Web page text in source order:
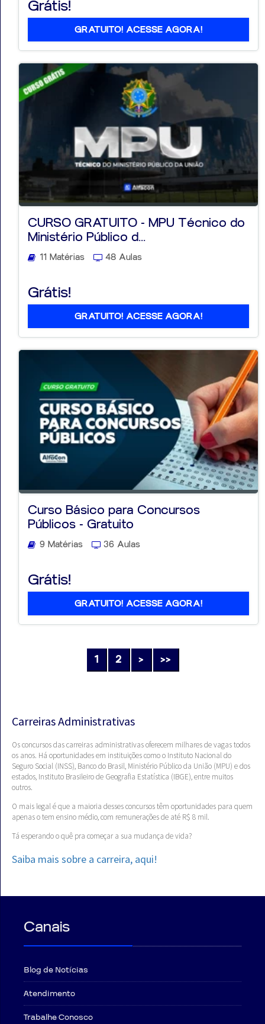
Grátis!
GRATUITO! ACESSE AGORA!
CURSO GRATUITO - MPU Técnico do
Ministério Público d...
11 Matérias 48 Aulas
Grátis!
GRATUITO! ACESSE AGORA!
Curso Básico para Concursos
Públicos - Gratuito
9 Matérias 36 Aulas
Grátis!
GRATUITO! ACESSE AGORA!
1 2 > >>
Carreiras Administrativas
Os concursos das carreiras administrativas oferecem milhares de vagas todos
os anos. Há oportunidades em instituições como o Instituto Nacional do
Seguro Social (INSS), Banco do Brasil, Ministério Público da União (MPU) e dos
estados, Instituto Brasileiro de Geografia Estatística (IBGE), entre muitos
outros.
O mais legal é que a maioria desses concursos têm oportunidades para quem
apenas o tem ensino médio, com remunerações de até R$ 8 mil.
Tá esperando o quê pra começar a sua mudança de vida?
Saiba mais sobre a carreira, aqui!
Canais
Blog de Notícias
Atendimento
Trabalhe Conosco